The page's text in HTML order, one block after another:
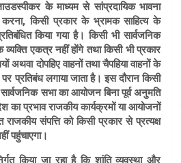
के माध्यम से सांप्रदायिक भावना
किसी प्रकार के भ्रामक साहित्य के
किया गया है। किसी भी सार्वजनिक
एकत्र नहीं होंगे तथा किसी भी प्रकार
दोपहिए वाहनों तथा चैपहिया वाहनों के
लगाया जाता है। इस दौरान किसी
सभा का आयोजन बिना पूर्व अनुमति
प्रभाव राजकीय कार्यक्रमों या आयोजनों
राजकीय संपत्ति को किसी प्रकार से प्रत्यक्ष
पहुंचाएगा।
किया जा रहा है कि शांति व्यवस्था और